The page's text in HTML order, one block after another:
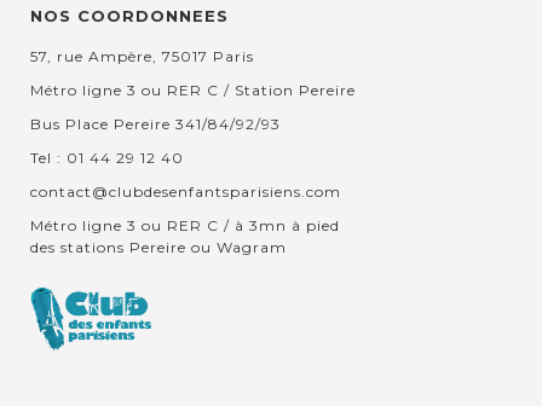
NOS COORDONNEES
57, rue Ampère, 75017 Paris
Métro ligne 3 ou RER C / Station Pereire
Bus Place Pereire 341/84/92/93
Tel : 01 44 29 12 40
contact@clubdesenfantsparisiens.com
Métro ligne 3 ou RER C / à 3mn à pied
des stations Pereire ou Wagram